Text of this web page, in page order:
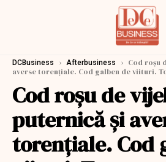
DCBusiness › Afterbusiness › Cod roșu
averse torențiale. Cod galben de viituri.
Cod roșu de
puternică și
torențiale. Cod